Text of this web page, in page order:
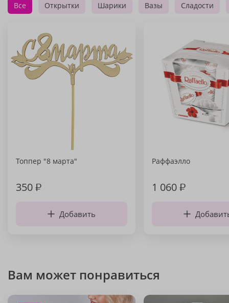
Все Открытки Шарики Вазы Сладости
Топпер "8 марта"
350₽
Добавить
Раффаэлло
1 060₽
Вам может понравиться